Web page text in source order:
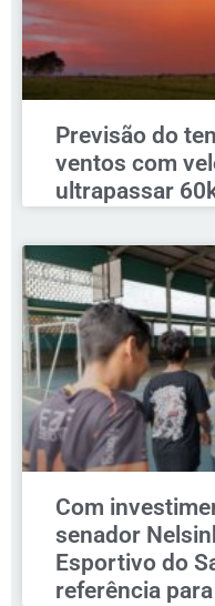
Previsão do
ventos com
ultrapassar
Com
senador
Esportivo do
referência